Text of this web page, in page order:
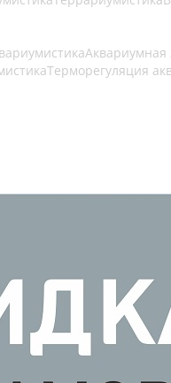
Аквариумная
Терморегуляция